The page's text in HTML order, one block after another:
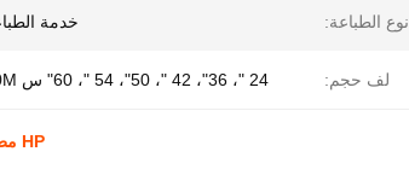
نوع الطباعة: خدمة
لف حجم: 24 "، 36"، 42 "، 50"، 54 "، 60" س 30M
HP مطاط طابعات الأوساط مطاط السينما الخلفية ورق الطباعة الرقمية 215 ميكرون سمك